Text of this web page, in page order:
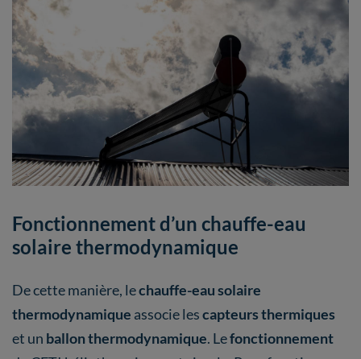
Fonctionnement d’un chauffe-eau
solaire thermodynamique
De cette manière, lechauffe-eau solaire
thermodynamique associe lescapteurs thermiques
et un ballon thermodynamique. Lefonctionnement